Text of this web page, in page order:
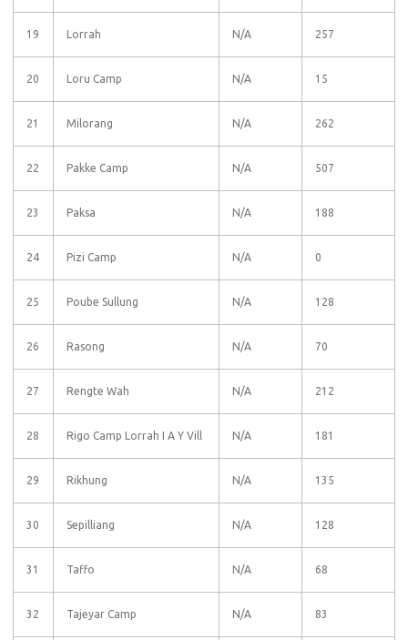
19 Lorrah N/A 257
20 Loru Camp N/A 15
21 Milorang N/A 262
22 Pakke Camp N/A 507
23 Paksa N/A 188
24 Pizi Camp N/A 0
25 Poube Sullung N/A 128
26 Rasong N/A 70
27 Rengte Wah N/A 212
28 Rigo Camp Lorrah I A Y Vill N/A 181
29 Rikhung N/A 135
30 Sepilliang N/A 128
31 Taffo N/A 68
32 Tajeyar Camp N/A 83